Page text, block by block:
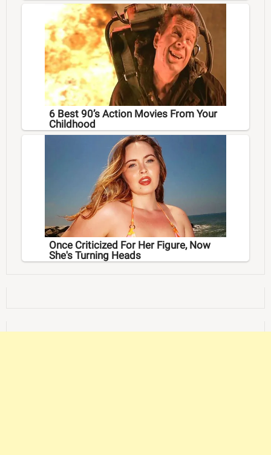
6 Best 90’s Action Movies From Your
Childhood
Once Criticized For Her Figure, Now
She's Turning Heads